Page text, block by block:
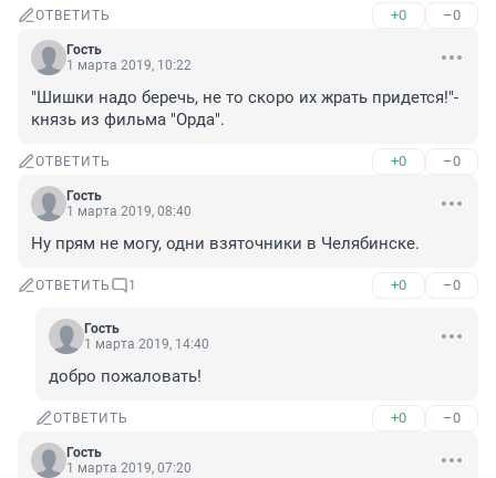
ОТВЕТИТЬ +0 –0
Гость
1 марта 2019, 10:22
"Шишки надо беречь, не то скоро их жрать придется!"-
князь из фильма "Орда".
ОТВЕТИТЬ +0 –0
Гость
1 марта 2019, 08:40
Ну прям не могу, одни взяточники в Челябинске.
ОТВЕТИТЬ 1 +0 –0
Гость
1 марта 2019, 14:40
добро пожаловать!
ОТВЕТИТЬ +0 –0
Гость
1 марта 2019, 07:20